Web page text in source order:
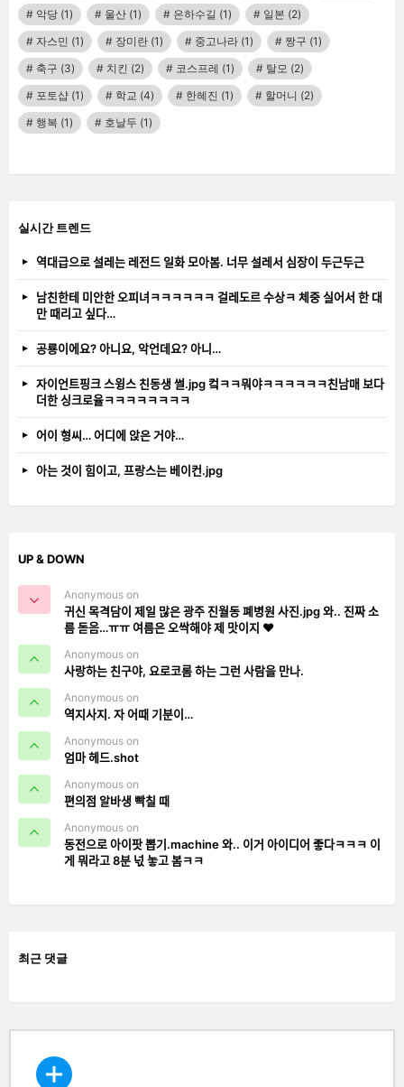
악당 (1) 울산 (1) 은하수길 (1) 일본 (2)
자스민 (1) 장미란 (1) 중고나라 (1) 짱구 (1)
축구 (3) 치킨 (2) 코스프레 (1) 탈모 (2)
포토샵 (1) 학교 (4) 한혜진 (1) 할머니 (2)
행복 (1) 호날두 (1)
실시간 트렌드
역대급으로 설레는 레전드 일화 모아봄. 너무 설레서 심장이 두근두근
남친한테 미안한 오피녀ㅋㅋㅋㅋㅋㅋ 걸레도르 수상ㅋ 체중 실어서 한 대
만 때리고 싶다…
공룡이에요? 아니요, 악언데요? 아니…
자이언트핑크 스윙스 친동생 썰.jpg 컼ㅋㅋ뭐야ㅋㅋㅋㅋㅋㅋ친남매 보다
더한 싱크로율ㅋㅋㅋㅋㅋㅋㅋㅋ
어이 형씨… 어디에 앉은 거야…
아는 것이 힘이고, 프랑스는 베이컨.jpg
UP & DOWN
Anonymous on
귀신 목격담이 제일 많은 광주 진월동 폐병원 사진.jpg 와.. 진짜 소
름 돋음…ㅠㅠ 여름은 오싹해야 제 맛이지 ❤️
Anonymous on
사랑하는 친구야, 요로코롬 하는 그런 사람을 만나.
Anonymous on
역지사지. 자 어때 기분이…
Anonymous on
엄마 헤드.shot
Anonymous on
편의점 알바생 빡칠 때
Anonymous on
동전으로 아이팟 뽑기.machine 와.. 이거 아이디어 좋다ㅋㅋㅋ 이
게 뭐라고 8분 넋 놓고 봄ㅋㅋ
최근 댓글